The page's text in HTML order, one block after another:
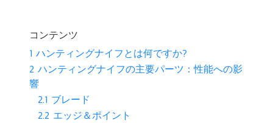
コンテンツ
1 ハンティングナイフとは何ですか?
2 ハンティングナイフの主要パーツ：性能への影
響
2.1 ブレード
2.2 エッジ＆ポイント